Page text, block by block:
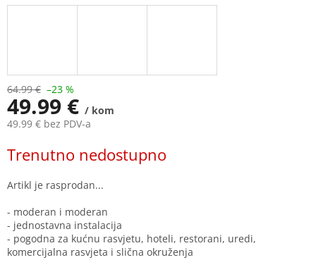
64.99 € –23 %
49.99 € / kom
49.99 € bez PDV-a
price:
Trenutno nedostupno
- moderan i moderan
- jednostavna instalacija
- pogodna za kućnu rasvjetu, hoteli, restorani, uredi,
komercijalna rasvjeta i slična okruženja